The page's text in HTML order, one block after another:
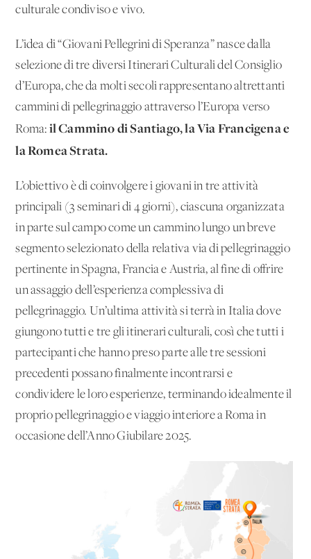
culturale condiviso e vivo.
L’idea di “Giovani Pellegrini di Speranza” nasce dalla
selezione di tre diversi Itinerari Culturali del Consiglio
d’Europa, che da molti secoli rappresentano altrettanti
cammini di pellegrinaggio attraverso l’Europa verso
Roma: il Cammino di Santiago, la Via Francigena e
la Romea Strata.
L’obiettivo è di coinvolgere i giovani in tre attività
principali (3 seminari di 4 giorni), ciascuna organizzata
in parte sul campo come un cammino lungo un breve
segmento selezionato della relativa via di pellegrinaggio
pertinente in Spagna, Francia e Austria, al fine di offrire
un assaggio dell’esperienza complessiva di
pellegrinaggio. Un’ultima attività si terrà in Italia dove
giungono tutti e tre gli itinerari culturali, così che tutti i
partecipanti che hanno preso parte alle tre sessioni
precedenti possano finalmente incontrarsi e
condividere le loro esperienze, terminando idealmente il
proprio pellegrinaggio e viaggio interiore a Roma in
occasione dell’Anno Giubilare 2025.